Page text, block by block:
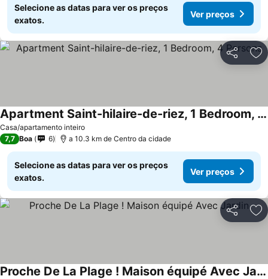
Selecione as datas para ver os preços
exatos.
Ver preços
Partilhar
Casa/apartamento inteiro
Apartment Saint-hilaire-de-riez, 1 Bedroom, 4 Persons
Ver preços
7,7 Boa 6 a 10.3 km de Centro da cidade
Selecione as datas para ver os preços
exatos.
Ver preços
Partilhar
Proche De La Plage ! Maison équipé Avec Jardin